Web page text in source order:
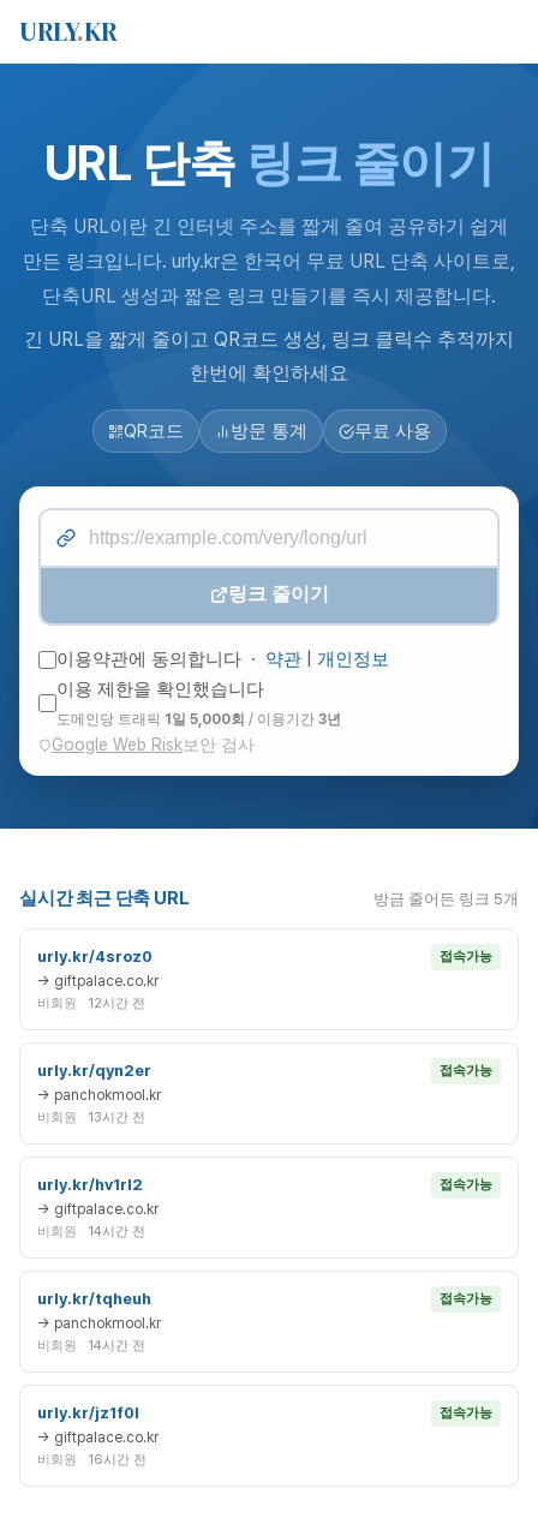
URLY.KR
URL 단축 링크 줄이기
단축 URL이란 긴 인터넷 주소를 짧게 줄여 공유하기 쉽게
만든 링크입니다. urly.kr은 한국어 무료 URL 단축 사이트로,
단축URL 생성과 짧은 링크 만들기를 즉시 제공합니다.
긴 URL을 짧게 줄이고 QR코드 생성, 링크 클릭수 추적까지
한번에 확인하세요
QR코드 방문 통계 무료 사용
링크 줄이기
이용약관에 동의합니다 · 약관
개인정보
이용 제한을 확인했습니다
도메인당 트래픽 1일 5,000회 / 이용기간 3년
Google Web Risk보안 검사
실시간 최근 단축 URL 방금 줄어든 링크 5개
urly.kr/4sroz0 접속가능
→ giftpalace.co.kr
비회원 12시간 전
urly.kr/qyn2er 접속가능
→ panchokmool.kr
비회원 13시간 전
urly.kr/hv1rl2 접속가능
→ giftpalace.co.kr
비회원 14시간 전
urly.kr/tqheuh 접속가능
→ panchokmool.kr
비회원 14시간 전
urly.kr/jz1f0l 접속가능
→ giftpalace.co.kr
비회원 16시간 전